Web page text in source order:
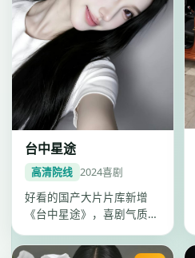
台中星途
高清院线 2024喜剧
好看的国产大片片库新增
《台中星途》，喜剧气质浓
2024年…